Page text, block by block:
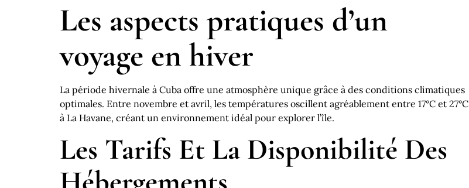
Les aspects pratiques d’un
voyage en hiver
La période hivernale à Cuba offre une atmosphère unique grâce à des conditions climatiques
optimales. Entre novembre et avril, les températures oscillent agréablement entre 17°C et 27°C
à La Havane, créant un environnement idéal pour explorer l’île.
Les Tarifs Et La Disponibilité Des